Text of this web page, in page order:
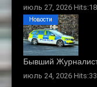
июль 27, 2026
Бывший
июль 24, 2026
Новости